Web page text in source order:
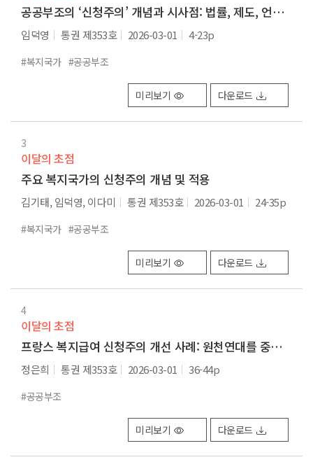
공공부조의 ‘신청주의’ 개념과 시사점: 법률, 제도, 언론 분석을 중심으로
임덕영 통권 제353호 2026-03-01 4-23p
#복지국가 #공공부조
미리보기 다운로드
3
이달의 초점
주요 복지국가의 신청주의 개념 및 적용
김기태, 임덕영, 이다미 통권 제353호 2026-03-01 24-35p
#복지국가 #공공부조
미리보기 다운로드
4
이달의 초점
프랑스 복지급여 신청주의 개선 사례: 원천연대를 중심으로
정은희 통권 제353호 2026-03-01 36-44p
#공공부조
미리보기 다운로드